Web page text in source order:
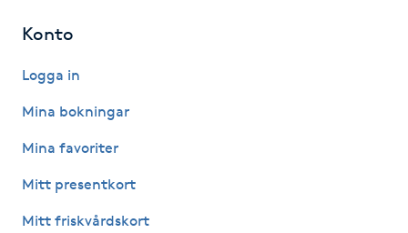
Gravidyoga
Gruppträning
Gua Sha-massage
Hatha Yoga
Konto
Logga in
Mina bokningar
Mina favoriter
Mitt presentkort
Mitt friskvårdskort